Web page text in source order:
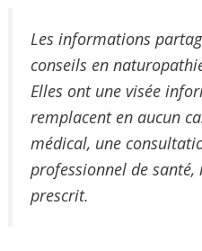
Les informations
conseils en
Elles ont une visée
remplacent en aucun
médical, une
professionnel de
prescrit.